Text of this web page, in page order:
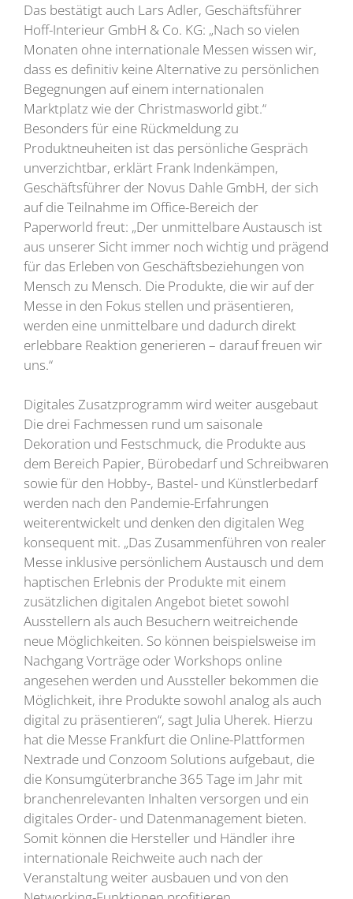
Das bestätigt auch Lars Adler, Geschäftsführer
Hoff-Interieur GmbH & Co. KG: „Nach so vielen
Monaten ohne internationale Messen wissen wir,
dass es definitiv keine Alternative zu persönlichen
Begegnungen auf einem internationalen
Marktplatz wie der Christmasworld gibt.“
Besonders für eine Rückmeldung zu
Produktneuheiten ist das persönliche Gespräch
unverzichtbar, erklärt Frank Indenkämpen,
Geschäftsführer der Novus Dahle GmbH, der sich
auf die Teilnahme im Office-Bereich der
Paperworld freut: „Der unmittelbare Austausch ist
aus unserer Sicht immer noch wichtig und prägend
für das Erleben von Geschäftsbeziehungen von
Mensch zu Mensch. Die Produkte, die wir auf der
Messe in den Fokus stellen und präsentieren,
werden eine unmittelbare und dadurch direkt
erlebbare Reaktion generieren – darauf freuen wir
uns.“
Digitales Zusatzprogramm wird weiter ausgebaut
Die drei Fachmessen rund um saisonale
Dekoration und Festschmuck, die Produkte aus
dem Bereich Papier, Bürobedarf und Schreibwaren
sowie für den Hobby-, Bastel- und Künstlerbedarf
werden nach den Pandemie-Erfahrungen
weiterentwickelt und denken den digitalen Weg
konsequent mit. „Das Zusammenführen von realer
Messe inklusive persönlichem Austausch und dem
haptischen Erlebnis der Produkte mit einem
zusätzlichen digitalen Angebot bietet sowohl
Ausstellern als auch Besuchern weitreichende
neue Möglichkeiten. So können beispielsweise im
Nachgang Vorträge oder Workshops online
angesehen werden und Aussteller bekommen die
Möglichkeit, ihre Produkte sowohl analog als auch
digital zu präsentieren“, sagt Julia Uherek. Hierzu
hat die Messe Frankfurt die Online-Plattformen
Nextrade und Conzoom Solutions aufgebaut, die
die Konsumgüterbranche 365 Tage im Jahr mit
branchenrelevanten Inhalten versorgen und ein
digitales Order- und Datenmanagement bieten.
Somit können die Hersteller und Händler ihre
internationale Reichweite auch nach der
Veranstaltung weiter ausbauen und von den